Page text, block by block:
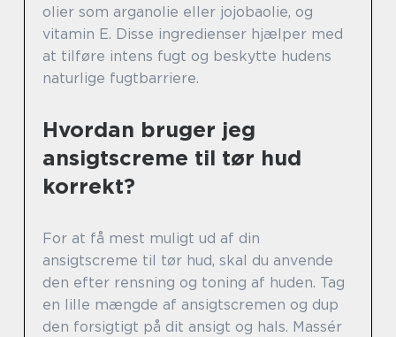
olier som arganolie eller jojobaolie, og
vitamin E. Disse ingredienser hjælper med
at tilføre intens fugt og beskytte hudens
naturlige fugtbarriere.
Hvordan bruger jeg
ansigtscreme til tør hud
korrekt?
For at få mest muligt ud af din
ansigtscreme til tør hud, skal du anvende
den efter rensning og toning af huden. Tag
en lille mængde af ansigtscremen og dup
den forsigtigt på dit ansigt og hals. Massér